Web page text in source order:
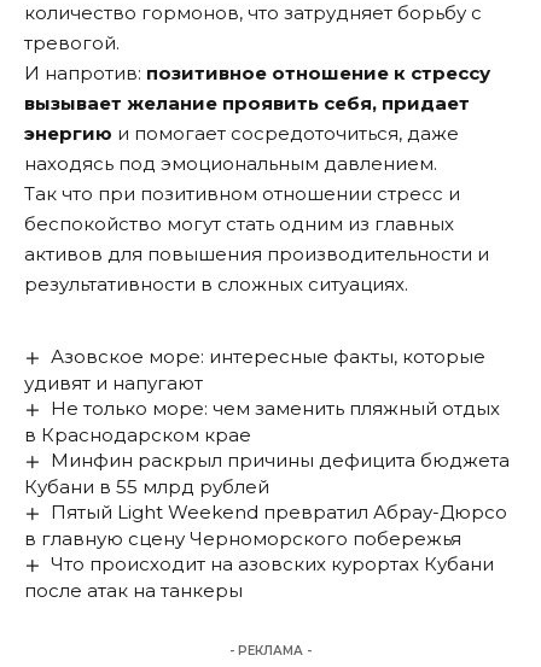
количество гормонов, что затрудняет борьбу с
тревогой.
И напротив: позитивное отношение к стрессу
вызывает желание проявить себя, придает
энергию и помогает сосредоточиться, даже
находясь под эмоциональным давлением.
Так что при позитивном отношении стресс и
беспокойство могут стать одним из главных
активов для повышения производительности и
результативности в сложных ситуациях.
Азовское море: интересные факты, которые
удивят и напугают
Не только море: чем заменить пляжный отдых
в Краснодарском крае
Минфин раскрыл причины дефицита бюджета
Кубани в 55 млрд рублей
Пятый Light Weekend превратил Абрау-Дюрсо
в главную сцену Черноморского побережья
Что происходит на азовских курортах Кубани
после атак на танкеры
- РЕКЛАМА -